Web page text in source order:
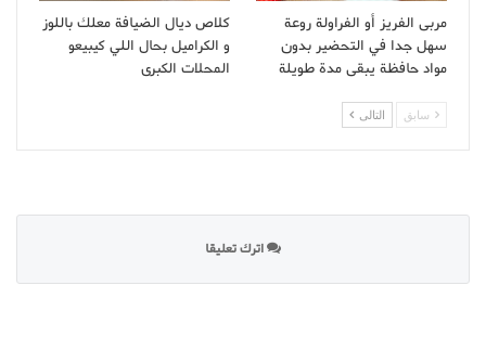
مربى الفريز أو الفراولة روعة
سهل جدا في التحضير بدون
مواد حافظة يبقى مدة طويلة
كلاص ديال الضيافة معلك باللوز
و الكراميل بحال اللي كيبيعو
المحلات الكبرى
سابق التالى
اترك تعليقا